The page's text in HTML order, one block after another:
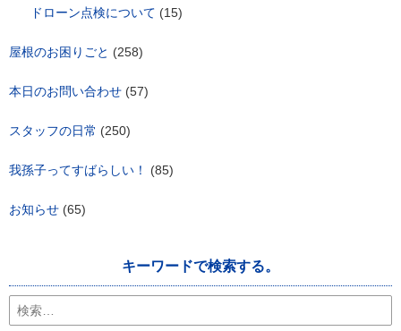
ドローン点検について (15)
屋根のお困りごと (258)
本日のお問い合わせ (57)
スタッフの日常 (250)
我孫子ってすばらしい！ (85)
お知らせ (65)
キーワードで検索する。
検
索: